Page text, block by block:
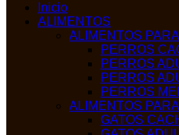
Inicio
ALIMENTOS
ALIMENTOS
PERROS
PERROS
PERROS
PERROS
ALIMENTOS
GATOS